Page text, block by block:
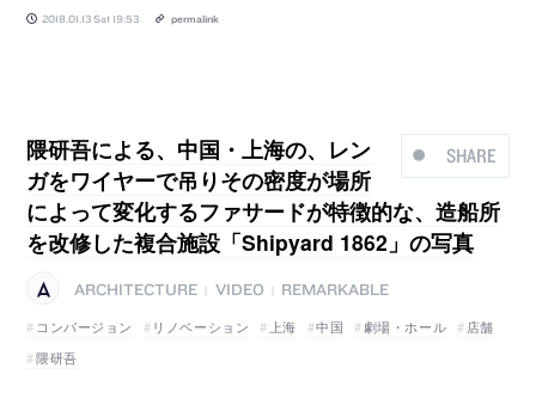
2018.01.13 Sat 19:53 permalink
SHARE
隈研吾による、中国・上海の、レン
ガをワイヤーで吊りその密度が場所
によって変化するファサードが特徴的な、造船所
を改修した複合施設「Shipyard 1862」の写真
ARCHITECTURE VIDEO
REMARKABLE
コンバージョン
リノベーション 上海 中国 劇場・ホール
店舗
隈研吾